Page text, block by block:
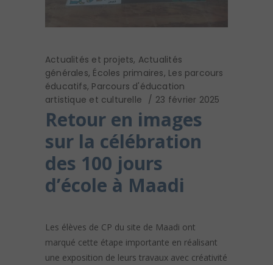
Actualités et projets, Actualités
générales, Écoles primaires, Les parcours
éducatifs, Parcours d'éducation
artistique et culturelle
23 février 2025
Retour en images
sur la célébration
des 100 jours
d’école à Maadi
Les élèves de CP du site de Maadi ont
marqué cette étape importante en réalisant
une exposition de leurs travaux avec créativité